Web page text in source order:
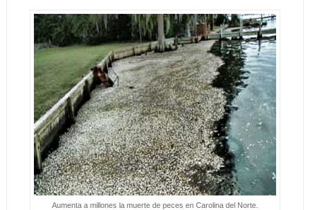
Aumenta a millones la muerte de peces en Carolina del Norte.